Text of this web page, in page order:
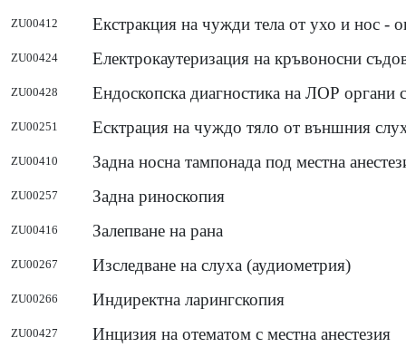
ZU00412 Екстракция на чужди тела от ухо и нос -
ZU00424 Електрокаутеризация на кръвоносни
ZU00428 Ендоскопска диагностика на ЛОР органи
ZU00251 Есктрация на чуждо тяло от външния
ZU00410 Задна носна тампонада под местна
ZU00257 Задна риноскопия
ZU00416 Залепване на рана
ZU00267 Изследване на слуха (аудиометрия)
ZU00266 Индиректна ларингскопия
ZU00427 Инцизия на отематом с местна анестезия